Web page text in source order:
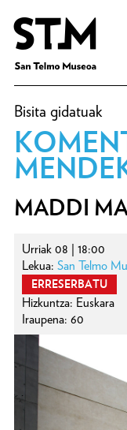
Bisita gidatuak
MADDI
Urriak 08 | 18:00
Lekua: San Telmo
ERRESERBATU
Hizkuntza: Euskara
Iraupena: 60